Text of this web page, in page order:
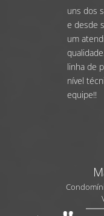
uns dos
e desde
um
linha de
nível
equipe!!